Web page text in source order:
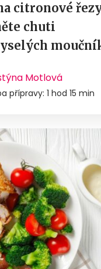
citronové
chuti
Motlová
přípravy: 1 hod 15 min